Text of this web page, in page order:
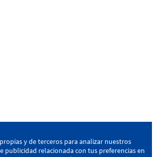
y de terceros para analizar nuestros
publicidad relacionada con tus preferencias en